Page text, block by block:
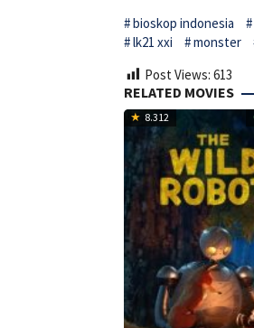
bioskop indonesia
lk21 xxi
monster
Post Views: 613
RELATED MOVIES
8.312